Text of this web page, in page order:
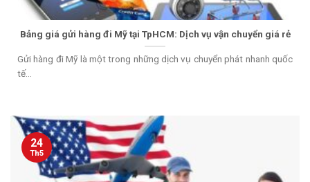
Bảng giá gửi hàng đi Mỹ tại TpHCM: Dịch vụ vận chuyển giá rẻ
Gửi hàng đi Mỹ là một trong những dịch vụ chuyển phát nhanh quốc
tế...
24
Th5